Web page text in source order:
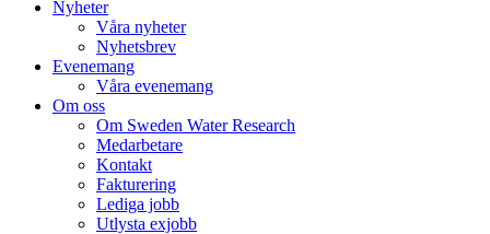
Nyheter
Våra nyheter
Nyhetsbrev
Evenemang
Våra evenemang
Om oss
Om Sweden Water Research
Medarbetare
Kontakt
Fakturering
Lediga jobb
Utlysta exjobb